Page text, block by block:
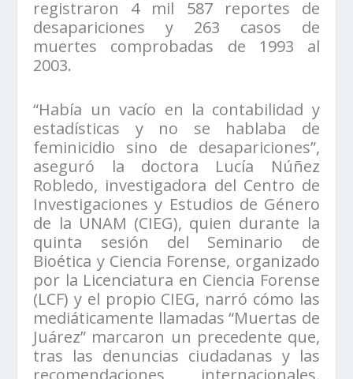
registraron 4 mil 587 reportes de
desapariciones y 263 casos de
muertes comprobadas de 1993 al
2003.
“Había un vacío en la contabilidad y
estadísticas y no se hablaba de
feminicidio sino de desapariciones”,
aseguró la doctora Lucía Núñez
Robledo, investigadora del Centro de
Investigaciones y Estudios de Género
de la UNAM (CIEG), quien durante la
quinta sesión del Seminario de
Bioética y Ciencia Forense, organizado
por la Licenciatura en Ciencia Forense
(LCF) y el propio CIEG, narró cómo las
mediáticamente llamadas “Muertas de
Juárez” marcaron un precedente que,
tras las denuncias ciudadanas y las
recomendaciones internacionales,